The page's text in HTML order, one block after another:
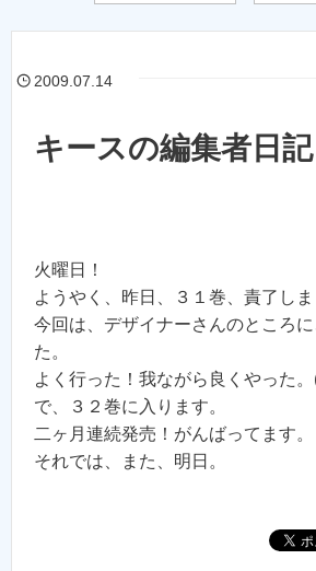
2009.07.14
キースの編集者日記
火曜日！
ようやく、昨日、３１巻、責了しま
今回は、デザイナーさんのところ
た。
よく行った！我ながら良くやった。(
で、３２巻に入ります。
二ヶ月連続発売！がんばってます。
それでは、また、明日。